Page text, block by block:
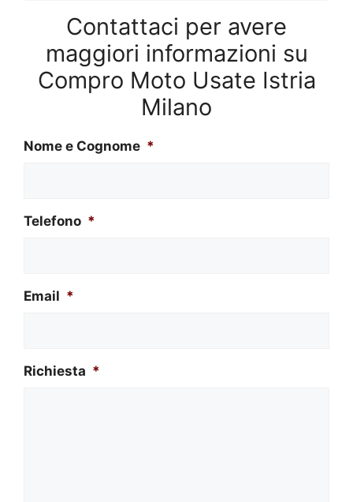
Contattaci per avere
maggiori informazioni su
Compro Moto Usate Istria
Milano
Nome e Cognome *
Telefono *
Email *
Richiesta *